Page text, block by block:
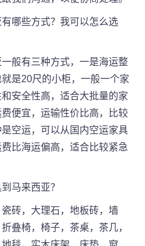
哪些方式？我可以怎么选
般有三种方式，一是海运整
是20尺的小柜，一般一个家
安全性高，适合大批量的家
便宜，运输性价比高，比较
空运，可以从国内空运家具
比海运偏高，适合比较紧急
马来西亚？
砖，大理石，地板砖，墙
叠椅，椅子，茶桌，茶几，